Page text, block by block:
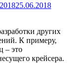
25.06.2018
других
К примеру,
– это
крейсера.